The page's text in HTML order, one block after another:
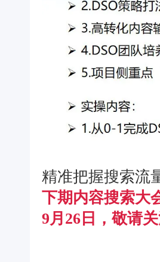
精准把握搜索流
下期内容搜索大
9月26日，敬请关